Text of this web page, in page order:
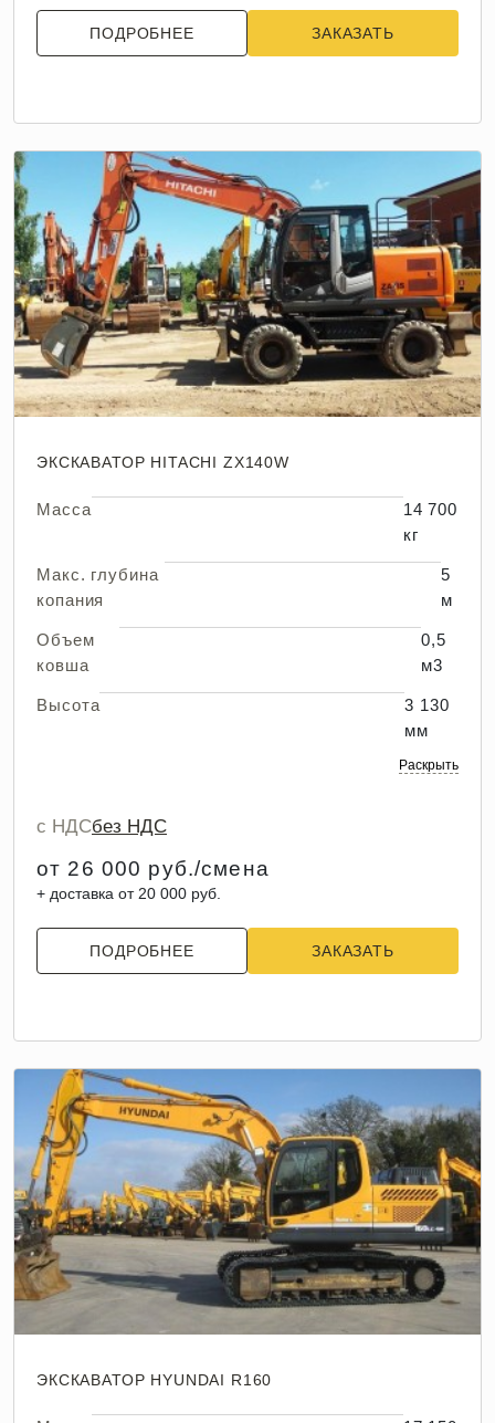
ПОДРОБНЕЕ ЗАКАЗАТЬ
ЭКСКАВАТОР HITACHI ZX140W
Масса
14 700
кг
Макс. глубина
копания
5
м
Объем
ковша
0,5
м3
Высота
3 130
мм
Раскрыть
с НДСбез НДС
от 26 000 руб./смена
+ доставка от 20 000 руб.
ПОДРОБНЕЕ ЗАКАЗАТЬ
ЭКСКАВАТОР HYUNDAI R160